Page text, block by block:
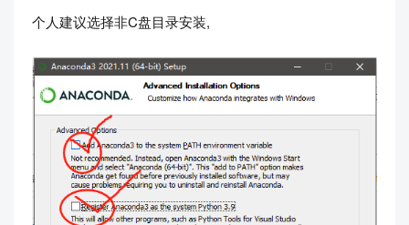
个人建议选择非C盘目录安装,